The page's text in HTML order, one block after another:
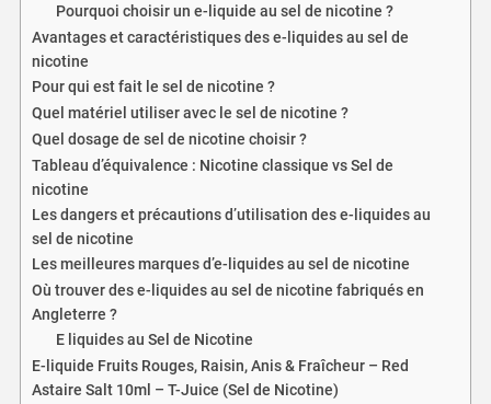
Pourquoi choisir un e-liquide au sel de nicotine ?
Avantages et caractéristiques des e-liquides au sel de
nicotine
Pour qui est fait le sel de nicotine ?
Quel matériel utiliser avec le sel de nicotine ?
Quel dosage de sel de nicotine choisir ?
Tableau d’équivalence : Nicotine classique vs Sel de
nicotine
Les dangers et précautions d’utilisation des e-liquides au
sel de nicotine
Les meilleures marques d’e-liquides au sel de nicotine
Où trouver des e-liquides au sel de nicotine fabriqués en
Angleterre ?
E liquides au Sel de Nicotine
E-liquide Fruits Rouges, Raisin, Anis & Fraîcheur – Red
Astaire Salt 10ml – T-Juice (Sel de Nicotine)